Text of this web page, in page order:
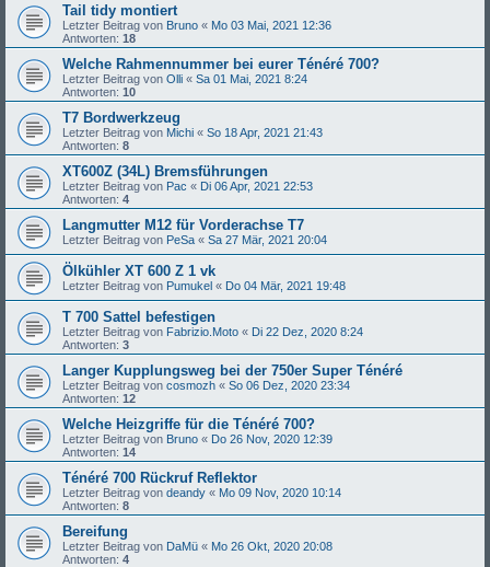
Tail tidy montiert
Letzter Beitrag von Bruno « Mo 03 Mai, 2021 12:36
Antworten: 18
Welche Rahmennummer bei eurer Ténéré 700?
Letzter Beitrag von Olli « Sa 01 Mai, 2021 8:24
Antworten: 10
T7 Bordwerkzeug
Letzter Beitrag von Michi « So 18 Apr, 2021 21:43
Antworten: 8
XT600Z (34L) Bremsführungen
Letzter Beitrag von Pac « Di 06 Apr, 2021 22:53
Antworten: 4
Langmutter M12 für Vorderachse T7
Letzter Beitrag von PeSa « Sa 27 Mär, 2021 20:04
Ölkühler XT 600 Z 1 vk
Letzter Beitrag von Pumukel « Do 04 Mär, 2021 19:48
T 700 Sattel befestigen
Letzter Beitrag von Fabrizio.Moto « Di 22 Dez, 2020 8:24
Antworten: 3
Langer Kupplungsweg bei der 750er Super Ténéré
Letzter Beitrag von cosmozh « So 06 Dez, 2020 23:34
Antworten: 12
Welche Heizgriffe für die Ténéré 700?
Letzter Beitrag von Bruno « Do 26 Nov, 2020 12:39
Antworten: 14
Ténéré 700 Rückruf Reflektor
Letzter Beitrag von deandy « Mo 09 Nov, 2020 10:14
Antworten: 8
Bereifung
Letzter Beitrag von DaMü « Mo 26 Okt, 2020 20:08
Antworten: 4